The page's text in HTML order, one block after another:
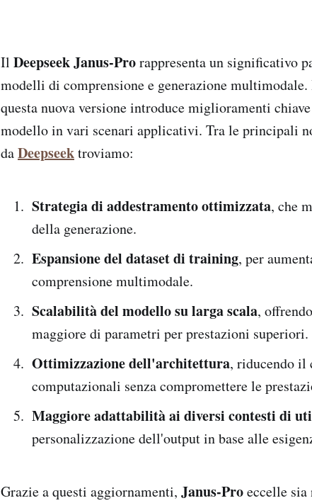
Il Deepseek Janus-Prorappresenta un significativo
modelli di comprensione e generazione multimodale.
questa nuova versione introduce miglioramenti
modello in vari scenari applicativi. Tra le principali
daDeepseektroviamo:
Strategia di addestramento ottimizzata, che
della generazione.
Espansione del dataset di training, per
comprensione multimodale.
Scalabilità del modello su larga scala,
maggiore di parametri per prestazioni superiori.
Ottimizzazione dell'architettura, riducendo il
computazionali senza compromettere le
Maggiore adattabilità ai diversi contesti di
personalizzazione dell'output in base alle
Grazie a questi aggiornamenti, Janus-Proeccelle